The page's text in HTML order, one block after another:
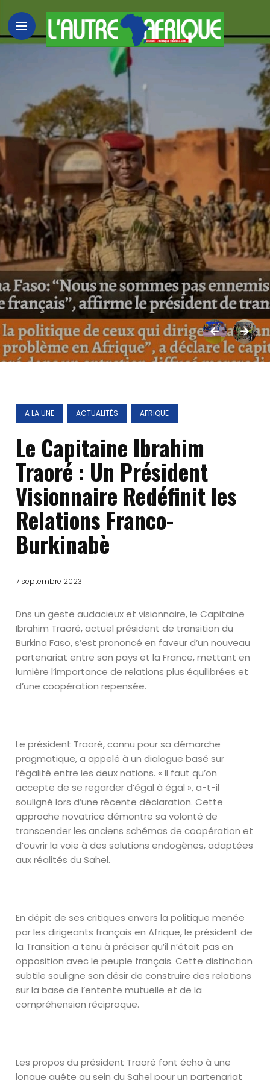
A LA UNE ACTUALITÉS AFRIQUE
Le Capitaine Ibrahim
Traoré : Un Président
Visionnaire Redéfinit les
Relations Franco-
Burkinabè
7 septembre 2023
Dns un geste audacieux et visionnaire, le Capitaine
Ibrahim Traoré, actuel président de transition du
Burkina Faso, s’est prononcé en faveur d’un nouveau
partenariat entre son pays et la France, mettant en
lumière l’importance de relations plus équilibrées et
d’une coopération repensée.
Le président Traoré, connu pour sa démarche
pragmatique, a appelé à un dialogue basé sur
l’égalité entre les deux nations. « Il faut qu’on
accepte de se regarder d’égal à égal », a-t-il
souligné lors d’une récente déclaration. Cette
approche novatrice démontre sa volonté de
transcender les anciens schémas de coopération et
d’ouvrir la voie à des solutions endogènes, adaptées
aux réalités du Sahel.
En dépit de ses critiques envers la politique menée
par les dirigeants français en Afrique, le président de
la Transition a tenu à préciser qu’il n’était pas en
opposition avec le peuple français. Cette distinction
subtile souligne son désir de construire des relations
sur la base de l’entente mutuelle et de la
compréhension réciproque.
Les propos du président Traoré font écho à une
longue quête au sein du Sahel pour un partenariat